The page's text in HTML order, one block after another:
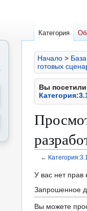
Начало >
готовых
Вы
←
Перейти
к
навигации
Перейти
к
поиску
У вас нет прав
Запрошенное
Вы можете
Категория